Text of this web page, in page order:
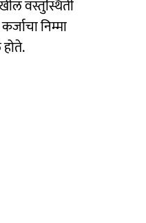
वस्तुस्थिती
निम्मा